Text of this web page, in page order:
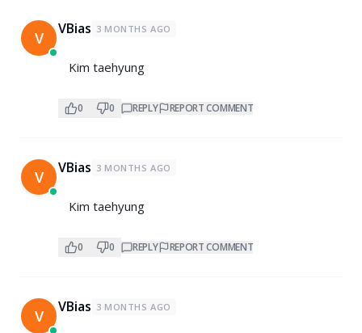
V VBias 3 MONTHS AGO
Kim taehyung
0 0 REPLY REPORT COMMENT
V VBias 3 MONTHS AGO
Kim taehyung
0 0 REPLY REPORT COMMENT
V VBias 3 MONTHS AGO